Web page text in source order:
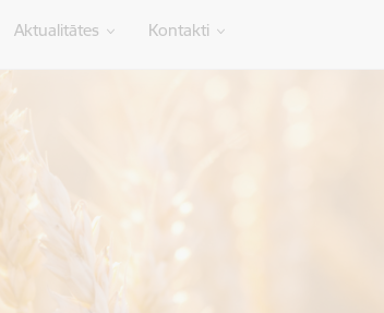
Aktualitātes Kontakti